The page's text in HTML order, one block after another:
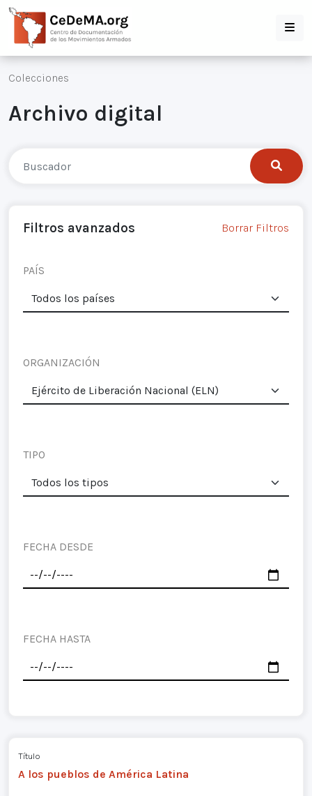
Colecciones
Archivo digital
Filtros avanzados Borrar Filtros
PAÍS
ORGANIZACIÓN
TIPO
FECHA DESDE
FECHA HASTA
Título
A los pueblos de América Latina